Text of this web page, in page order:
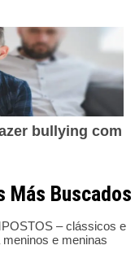
bullying com
Buscados
– clássicos e
e meninas